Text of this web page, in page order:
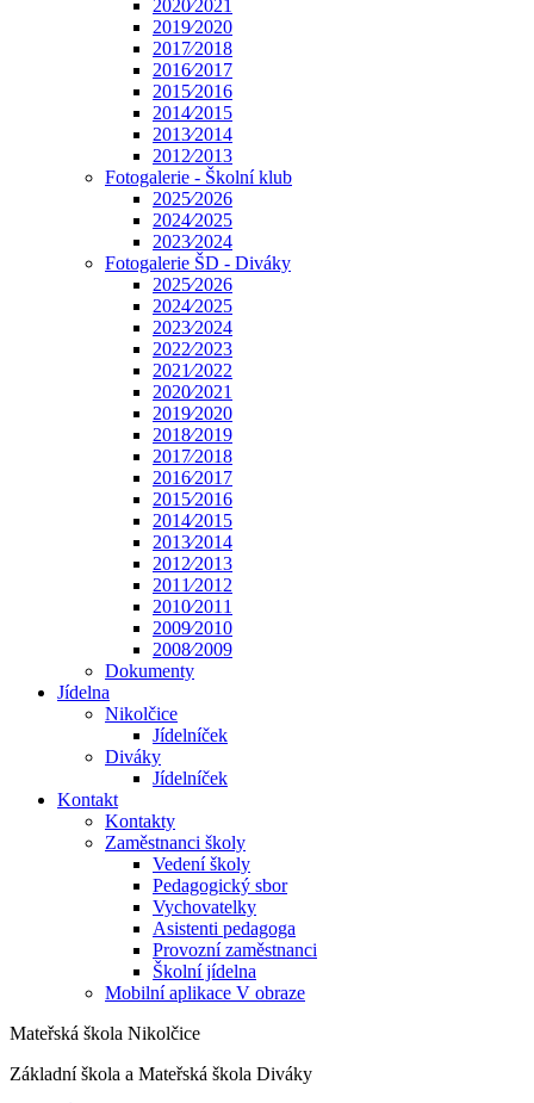
2020⁄2021
2019⁄2020
2017⁄2018
2016⁄2017
2015⁄2016
2014⁄2015
2013⁄2014
2012⁄2013
Fotogalerie - Školní klub
2025⁄2026
2024⁄2025
2023⁄2024
Fotogalerie ŠD - Diváky
2025⁄2026
2024⁄2025
2023⁄2024
2022⁄2023
2021⁄2022
2020⁄2021
2019⁄2020
2018⁄2019
2017⁄2018
2016⁄2017
2015⁄2016
2014⁄2015
2013⁄2014
2012⁄2013
2011⁄2012
2010⁄2011
2009⁄2010
2008⁄2009
Dokumenty
Jídelna
Nikolčice
Jídelníček
Diváky
Jídelníček
Kontakt
Kontakty
Zaměstnanci školy
Vedení školy
Pedagogický sbor
Vychovatelky
Asistenti pedagoga
Provozní zaměstnanci
Školní jídelna
Mobilní aplikace V obraze
Mateřská škola Nikolčice
Základní škola a Mateřská škola Diváky